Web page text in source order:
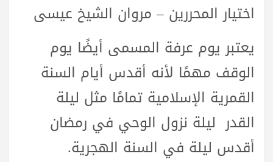
اختيار المحررين – مروان الشيخ عيسى
يعتبر يوم عرفة المسمى أيضًا يوم
الوقف مهمًا لأنه أقدس أيام السنة
القمرية الإسلامية تمامًا مثل ليلة
القدر ليلة نزول الوحي في رمضان
أقدس ليلة في السنة الهجرية.